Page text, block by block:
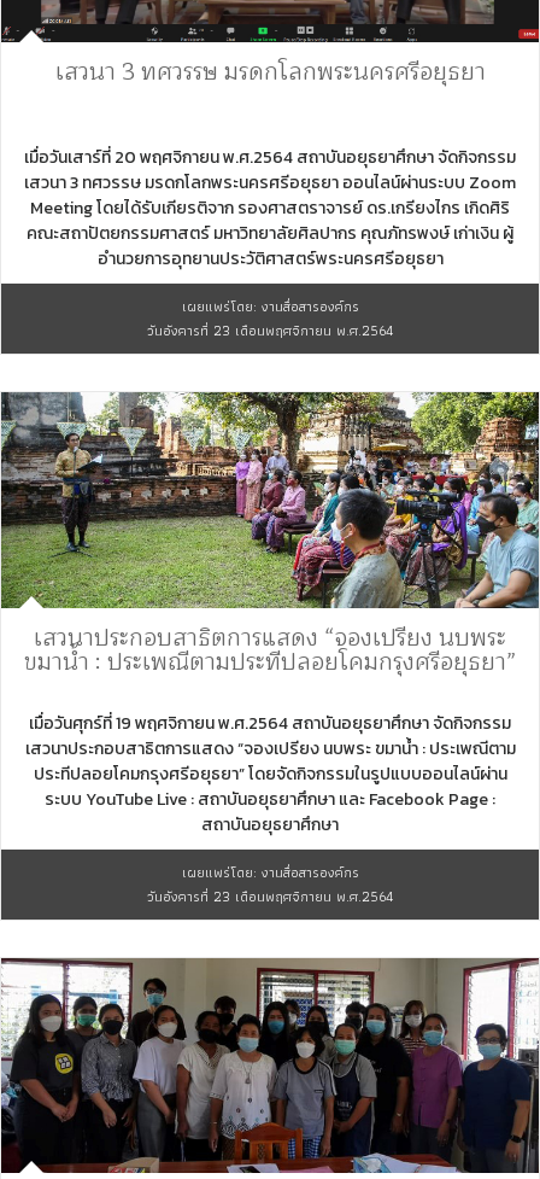
เสวนา 3 ทศวรรษ มรดกโลกพระนครศรีอยุธยา
เมื่อวันเสาร์ที่ 20 พฤศจิกายน พ.ศ.2564 สถาบันอยุธยาศึกษา จัดกิจกรรม
เสวนา 3 ทศวรรษ มรดกโลกพระนครศรีอยุธยา ออนไลน์ผ่านระบบ Zoom
Meeting โดยได้รับเกียรติจาก รองศาสตราจารย์ ดร.เกรียงไกร เกิดศิริ
คณะสถาปัตยกรรมศาสตร์ มหาวิทยาลัยศิลปากร คุณภัทรพงษ์ เก่าเงิน ผู้
อำนวยการอุทยานประวัติศาสตร์พระนครศรีอยุธยา
เผยแพร่โดย: งานสื่อสารองค์กร
วันอังคารที่ 23 เดือนพฤศจิกายน พ.ศ.2564
เสวนาประกอบสาธิตการแสดง “จองเปรียง นบพระ
ขมาน้ำ : ประเพณีตามประทีปลอยโคมกรุงศรีอยุธยา”
เมื่อวันศุกร์ที่ 19 พฤศจิกายน พ.ศ.2564 สถาบันอยุธยาศึกษา จัดกิจกรรม
เสวนาประกอบสาธิตการแสดง “จองเปรียง นบพระ ขมาน้ำ : ประเพณีตาม
ประทีปลอยโคมกรุงศรีอยุธยา” โดยจัดกิจกรรมในรูปแบบออนไลน์ผ่าน
ระบบ YouTube Live : สถาบันอยุธยาศึกษา และ Facebook Page :
สถาบันอยุธยาศึกษา
เผยแพร่โดย: งานสื่อสารองค์กร
วันอังคารที่ 23 เดือนพฤศจิกายน พ.ศ.2564